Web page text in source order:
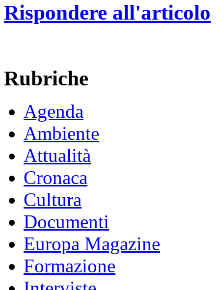
Rispondere all'articolo
Rubriche
Agenda
Ambiente
Attualità
Cronaca
Cultura
Documenti
Europa Magazine
Formazione